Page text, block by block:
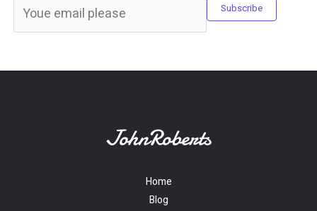
Subscribe
Home
Blog